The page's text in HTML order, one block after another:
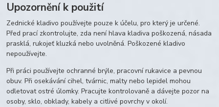
Upozornění k použití
Zednické kladivo používejte pouze k účelu, pro který je určené.
Před prací zkontrolujte, zda není hlava kladiva poškozená, násada
prasklá, rukojeť kluzká nebo uvolněná. Poškozené kladivo
nepoužívejte.
Při práci používejte ochranné brýle, pracovní rukavice a pevnou
obuv. Při osekávání cihel, tvárnic, malty nebo lepidel mohou
odletovat ostré úlomky. Pracujte kontrolovaně a dávejte pozor na
osoby, sklo, obklady, kabely a citlivé povrchy v okolí.